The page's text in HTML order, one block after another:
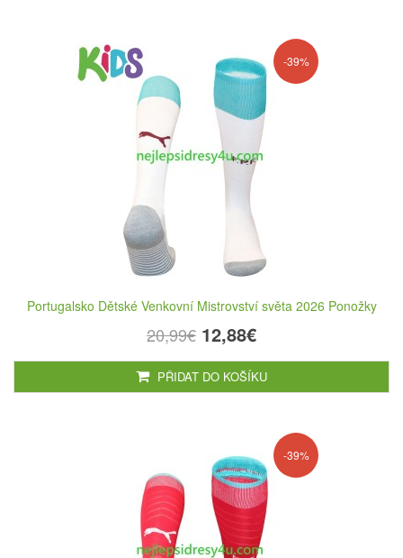
-39%
Portugalsko Dětské Venkovní Mistrovství světa 2026 Ponožky
20,99€ 12,88€
PŘIDAT DO KOŠÍKU
-39%